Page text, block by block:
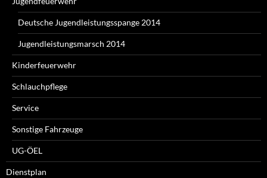
Deutsche Jugendleistungsspange 2014
Jugendleistungsmarsch 2014
Kinderfeuerwehr
Schlauchpflege
Service
Sonstige Fahrzeuge
UG-ÖEL
Dienstplan